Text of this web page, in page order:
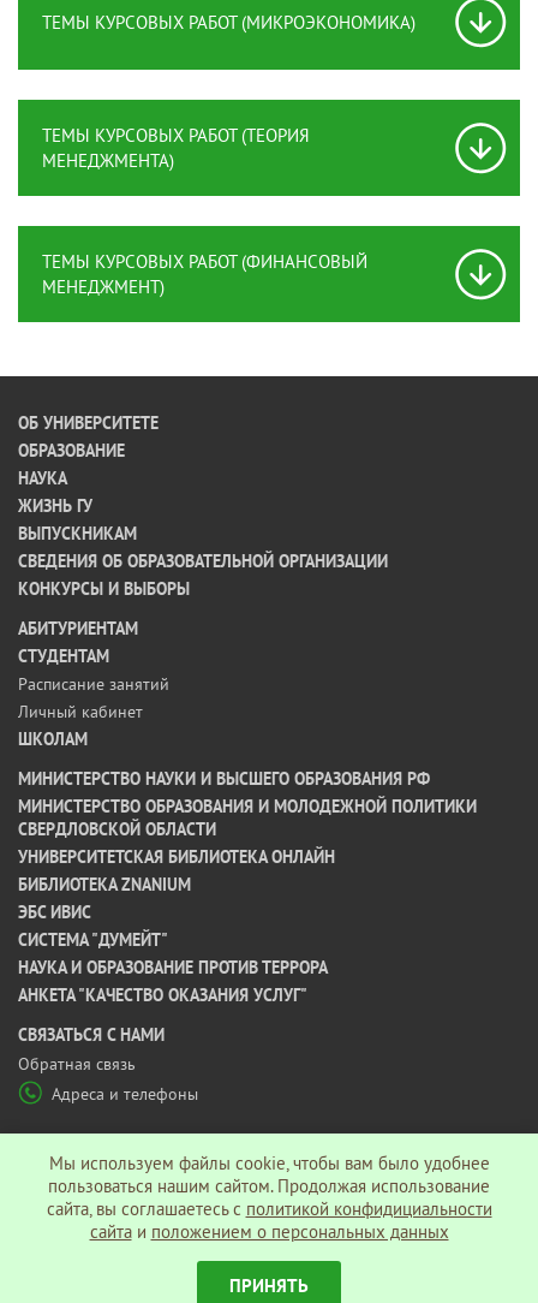
ТЕМЫ КУРСОВЫХ РАБОТ (МИКРОЭКОНОМИКА)
ТЕМЫ КУРСОВЫХ РАБОТ (ТЕОРИЯ
МЕНЕДЖМЕНТА)
ТЕМЫ КУРСОВЫХ РАБОТ (ФИНАНСОВЫЙ
МЕНЕДЖМЕНТ)
ОБ УНИВЕРСИТЕТЕ
ОБРАЗОВАНИЕ
НАУКА
ЖИЗНЬ ГУ
ВЫПУСКНИКАМ
СВЕДЕНИЯ ОБ ОБРАЗОВАТЕЛЬНОЙ ОРГАНИЗАЦИИ
КОНКУРСЫ И ВЫБОРЫ
АБИТУРИЕНТАМ
СТУДЕНТАМ
Расписание занятий
Личный кабинет
ШКОЛАМ
МИНИСТЕРСТВО НАУКИ И ВЫСШЕГО ОБРАЗОВАНИЯ РФ
МИНИСТЕРСТВО ОБРАЗОВАНИЯ И МОЛОДЕЖНОЙ ПОЛИТИКИ
СВЕРДЛОВСКОЙ ОБЛАСТИ
УНИВЕРСИТЕТСКАЯ БИБЛИОТЕКА ОНЛАЙН
БИБЛИОТЕКА ZNANIUM
ЭБС ИВИС
СИСТЕМА "ДУМЕЙТ"
НАУКА И ОБРАЗОВАНИЕ ПРОТИВ ТЕРРОРА
АНКЕТА "КАЧЕСТВО ОКАЗАНИЯ УСЛУГ"
CВЯЗАТЬСЯ С НАМИ
Обратная связь
Адреса и телефоны
Политика конфиденциальности
© АНО ВО «Гуманитарный университет», 2026 г.
Мы используем файлы cookie, чтобы вам было удобнее
пользоваться нашим сайтом. Продолжая использование
сайта, вы соглашаетесь c политикой конфидициальности
сайтаи положением о персональных данных
ПРИНЯТЬ